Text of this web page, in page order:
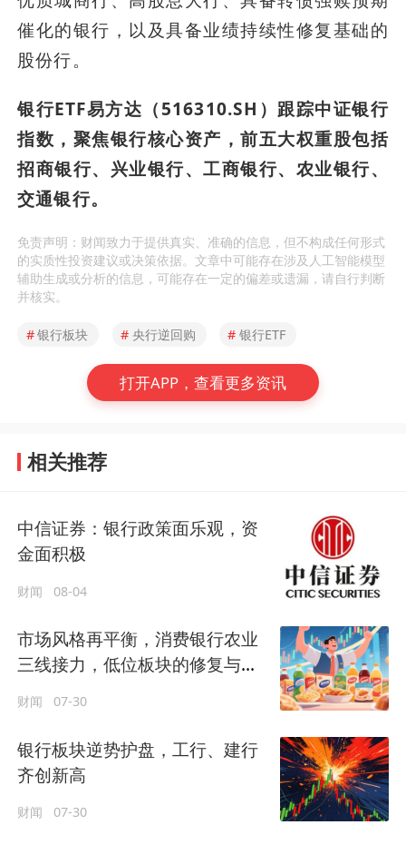
催化的银行，以及具备业绩持续性修复基础的
股份行。
银行ETF易方达（516310.SH）跟踪中证银行
指数，聚焦银行核心资产，前五大权重股包括
招商银行、兴业银行、工商银行、农业银行、
交通银行。
免责声明：财闻致力于提供真实、准确的信息，但不构成任何形式
的实质性投资建议或决策依据。文章中可能存在涉及人工智能模型
辅助生成或分析的信息，可能存在一定的偏差或遗漏，请自行判断
并核实。
#银行板块 # 央行逆回购 # 银行ETF
打开APP，查看更多资讯
相关推荐
中信证券：银行政策面乐观，资
金面积极
财闻 08-04
市场风格再平衡，消费银行农业
三线接力，低位板块的修复与反
转逻辑
财闻 07-30
银行板块逆势护盘，工行、建行
齐创新高
财闻 07-30